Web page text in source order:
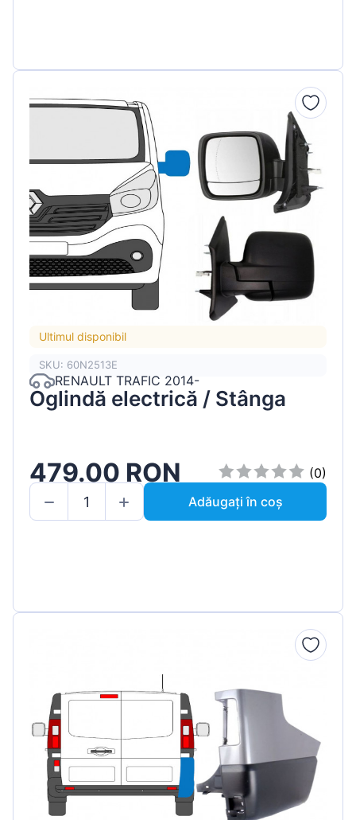
Ultimul disponibil
SKU: 60N2513E
RENAULT TRAFIC 2014-
Oglindă electrică / Stânga
479.00 RON
(0)
Adăugați în coș